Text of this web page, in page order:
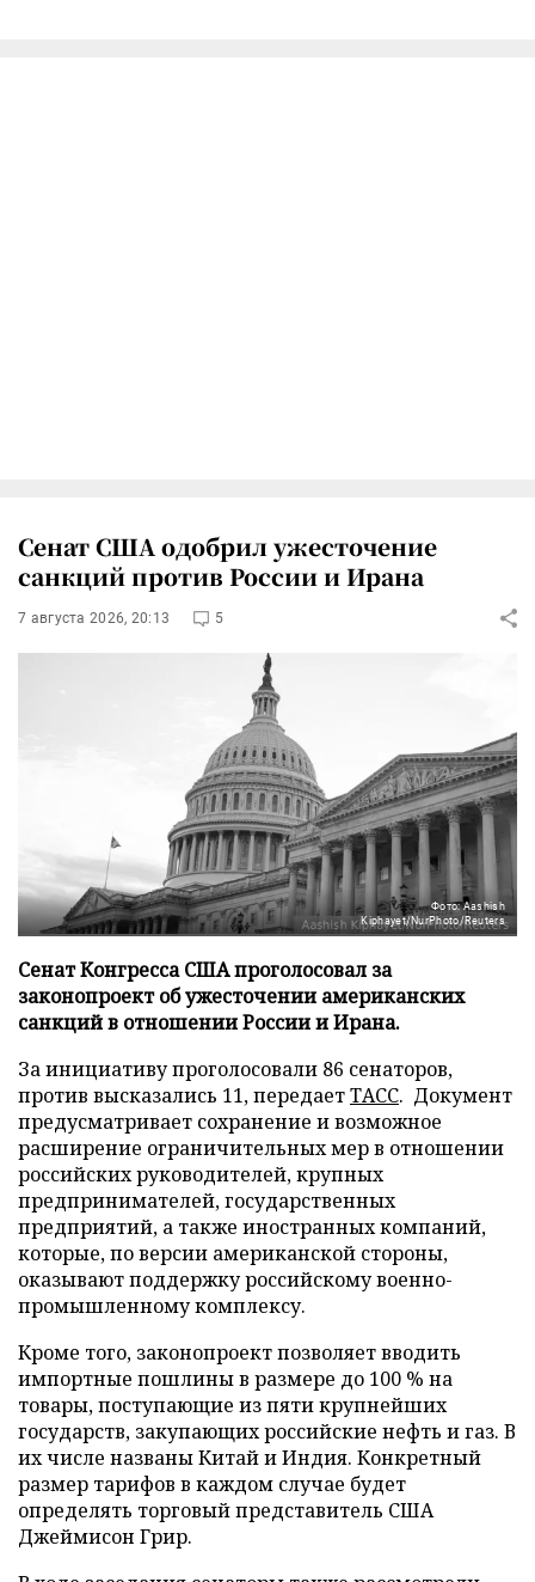
Сенат США одобрил ужесточение
санкций против России и Ирана
7 августа 2026, 20:13 5
Фото: Aashish
Kiphayet/NurPhoto/Reuters
Сенат Конгресса США проголосовал за
законопроект об ужесточении американских
санкций в отношении России и Ирана.
За инициативу проголосовали 86 сенаторов,
против высказались 11, передаетТАСС. Документ
предусматривает сохранение и возможное
расширение ограничительных мер в отношении
российских руководителей, крупных
предпринимателей, государственных
предприятий, а также иностранных компаний,
которые, по версии американской стороны,
оказывают поддержку российскому военно-
промышленному комплексу.
Кроме того, законопроект позволяет вводить
импортные пошлины в размере до 100 % на
товары, поступающие из пяти крупнейших
государств, закупающих российские нефть и газ. В
их числе названы Китай и Индия. Конкретный
размер тарифов в каждом случае будет
определять торговый представитель США
Джеймисон Грир.